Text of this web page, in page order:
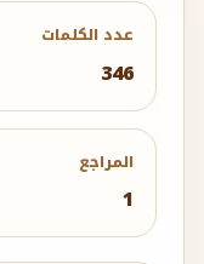
عدد الكلمات
346
المراجع
1